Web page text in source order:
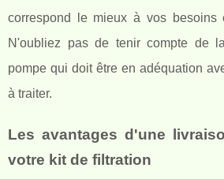
correspond le mieux à vos besoins
N'oubliez pas de tenir compte de
pompe qui doit être en adéquation
à traiter.
Les avantages d'une
votre kit de filtration